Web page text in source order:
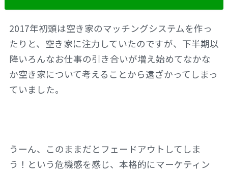
2017年初頭は空き家のマッチングシステムを作っ
たりと、空き家に注力していたのですが、下半期以
降いろんなお仕事の引き合いが増え始めてなかな
か空き家について考えることから遠ざかってしまっ
ていました。
うーん、このままだとフェードアウトしてしま
う！という危機感を感じ、本格的にマーケティン